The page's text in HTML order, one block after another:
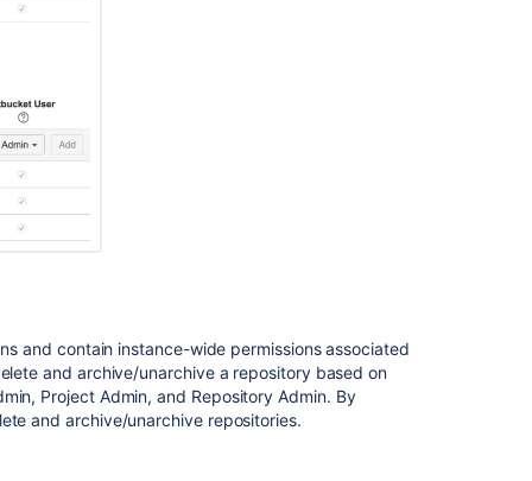
and contain instance-wide permissions associated
and archive/unarchive a repository based on
Project Admin, and Repository Admin. By
and archive/unarchive repositories.